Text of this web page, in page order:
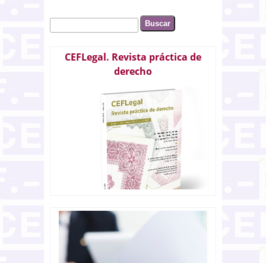
Formulario de búsqueda
Buscar
CEFLegal. Revista práctica de
derecho